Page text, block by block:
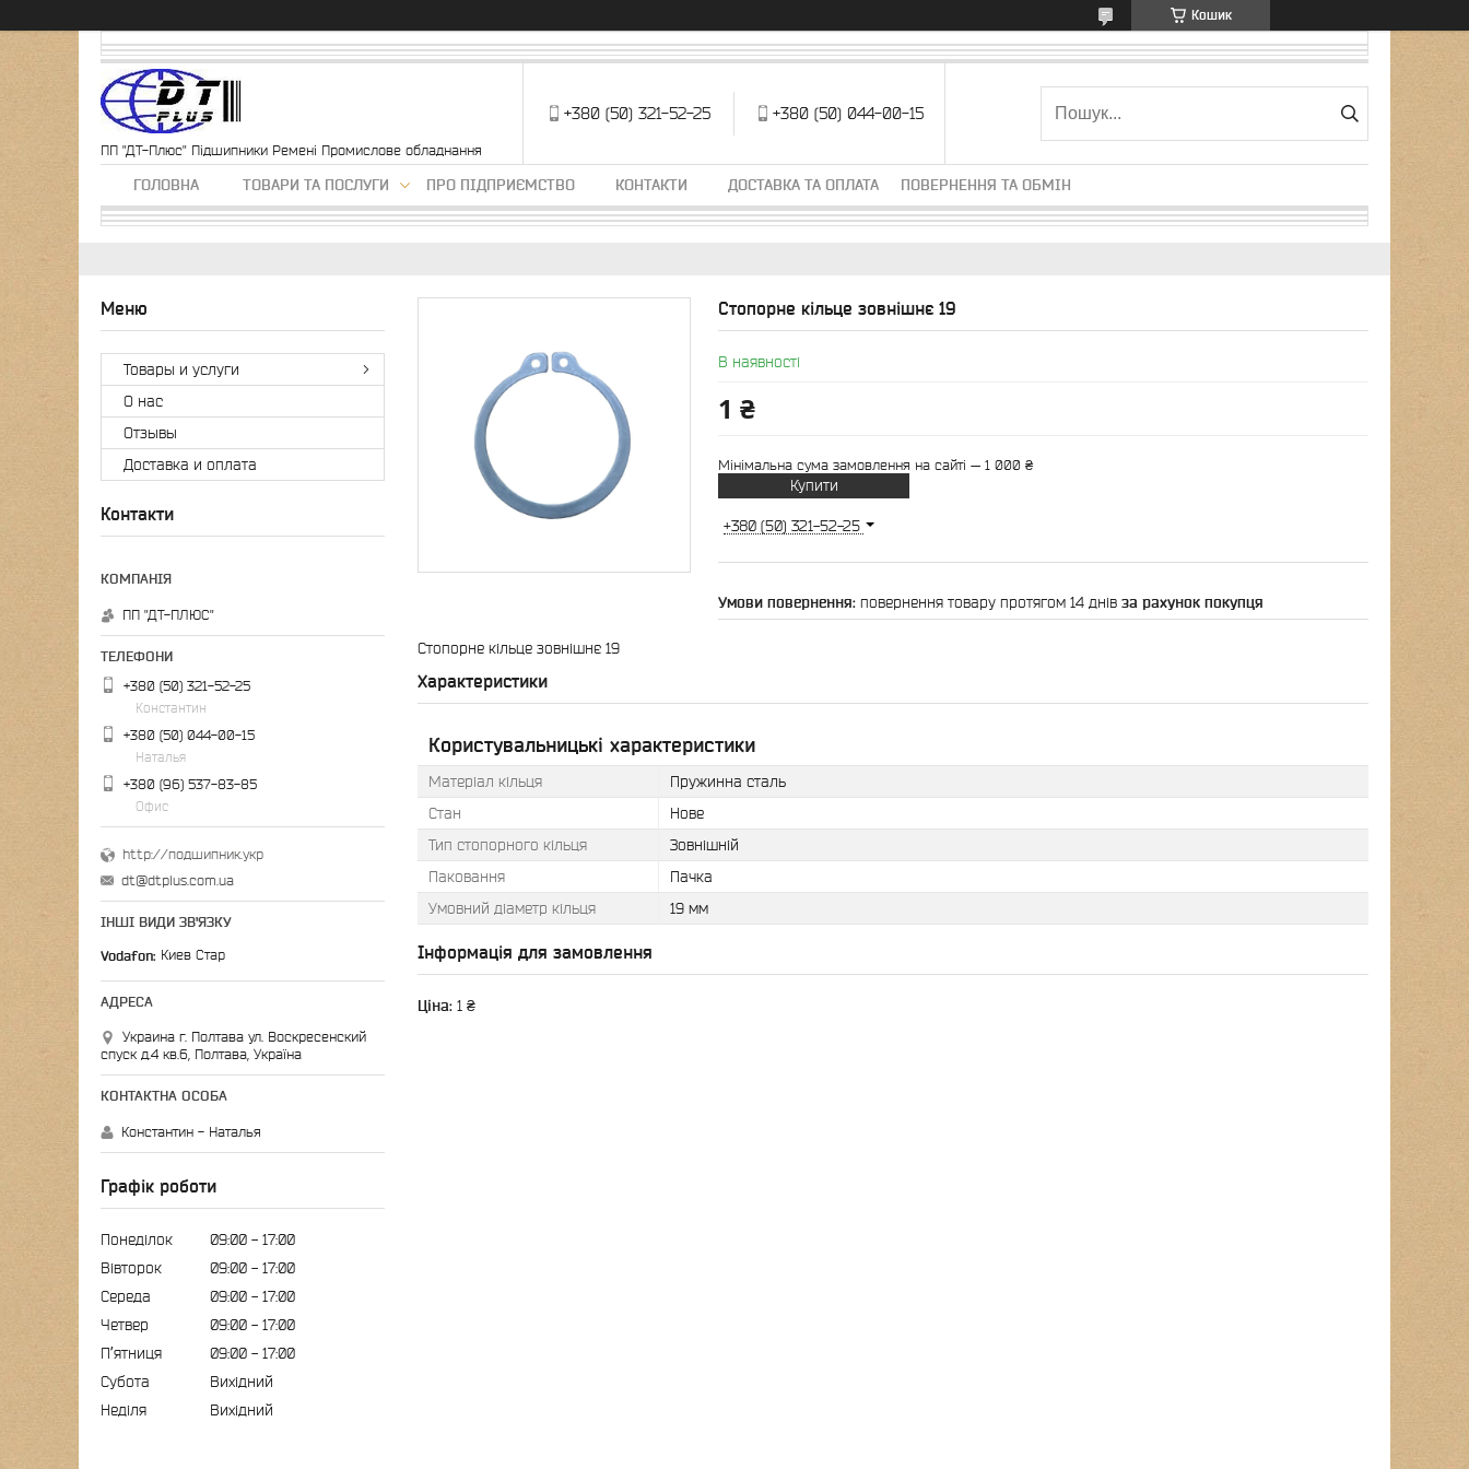
Кошик
ПП "ДТ-Плюс" Підшипники Ремені Промислове обладнання
+380 (50) 321-52-25 +380 (50) 044-00-15
ГОЛОВНА ТОВАРИ ТА ПОСЛУГИ ПРО ПІДПРИЄМСТВО КОНТАКТИ ДОСТАВКА ТА ОПЛАТА ПОВЕРНЕННЯ ТА ОБМІН
Стопорне кільце зовнішнє 19
В наявності
1 ₴
Мінімальна сума замовлення на сайті — 1 000 ₴
Купити
+380 (50) 321-52-25
повернення товару протягом 14 днів за рахунок покупця
Стопорне кільце зовнішнє 19
Характеристики
Користувальницькі характеристики
Матеріал кільця
Пружинна сталь
Стан
Нове
Тип стопорного кільця
Зовнішній
Паковання
Пачка
Умовний діаметр кільця
19 мм
Інформація для замовлення
Ціна: 1 ₴
Товары и услуги
О нас
Отзывы
Доставка и оплата
Контакти
ПП "ДТ-ПЛЮС"
+380 (50) 321-52-25
Константин
+380 (50) 044-00-15
Наталья
+380 (96) 537-83-85
Офис
http://подшипник.укр
dt@dtplus.com.ua
ІНШІ ВИДИ ЗВ'ЯЗКУ
Vodafon Киев Стар
Украина г. Полтава ул. Воскресенский
спуск д.4 кв.6, Полтава, Україна
Константин - Наталья
Графік роботи
Понеділок 09:00
17:00
Вівторок
09:00
17:00
Середа
09:00
17:00
Четвер
09:00
17:00
Пʼятниця
09:00
17:00
Субота
Вихідний
Неділя
Вихідний